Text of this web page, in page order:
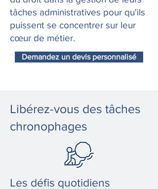
tâches administratives pour qu'ils
puissent se concentrer sur leur
cœur de métier.
Demandez un devis personnalisé
Libérez-vous des tâches
chronophages
Les défis quotidiens